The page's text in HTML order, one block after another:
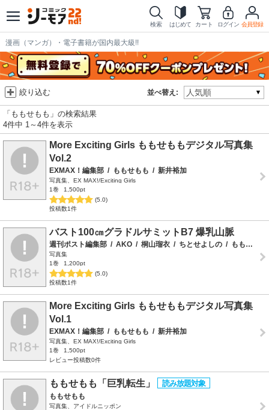
検索 はじめて カート ログイン 会員登録
漫画（マンガ）・電子書籍が国内最大級!!
並べ替え:
絞り込む
「ももせもも」の検索結果
4件中 1～4件を表示
More Exciting Girls ももせももデジタル写真集
Vol.2
EXMAX！編集部 / ももせもも / 新井裕加
写真集、EX MAX!/Exciting Girls
1巻
1,500pt
(5.0)
投稿数1件
バスト100㎝グラドルサミットB7 爆乳山脈
週刊ポスト編集部 / AKO / 桐山瑠衣 / ちとせよしの / ももせもも
写真集
1巻
1,200pt
(5.0)
投稿数1件
More Exciting Girls ももせももデジタル写真集
Vol.1
EXMAX！編集部 / ももせもも / 新井裕加
写真集、EX MAX!/Exciting Girls
1巻
1,500pt
レビュー投稿数0件
ももせもも「巨乳転生」
ももせもも
写真集、アイドルニッポン